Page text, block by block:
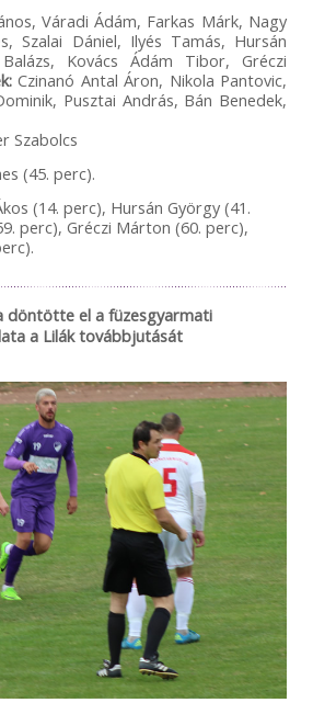
Váradi Ádám, Farkas Márk, Nagy
Szalai Dániel, Ilyés Tamás, Hursán
Kovács Ádám Tibor, Gréczi
Czinanó Antal Áron, Nikola Pantovic,
Pusztai András, Bán Benedek,
Szabolcs
(45. perc).
(14. perc), Hursán György (41.
perc), Gréczi Márton (60. perc),
döntötte el a füzesgyarmati
a Lilák továbbjutását